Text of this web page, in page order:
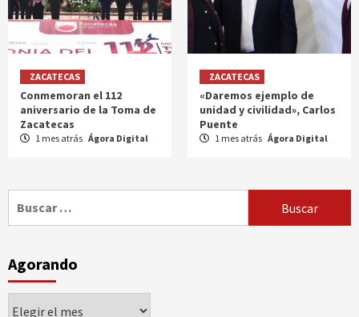
ZACATECAS
Conmemoran el 112
aniversario de la Toma de
Zacatecas
1 mes atrás Ágora Digital
ZACATECAS
«Daremos ejemplo de
unidad y civilidad», Carlos
Puente
1 mes atrás Ágora Digital
Agorando